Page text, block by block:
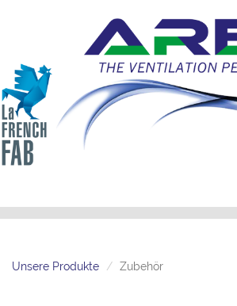
Unsere Produkte Zubehör